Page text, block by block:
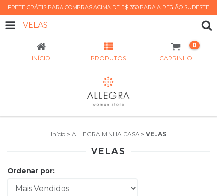
FRETE GRÁTIS PARA COMPRAS ACIMA DE R$ 350 PARA A REGIÃO SUDESTE
VELAS
INÍCIO PRODUTOS CARRINHO
0
Início > ALLEGRA MINHA CASA > VELAS
VELAS
Ordenar por: